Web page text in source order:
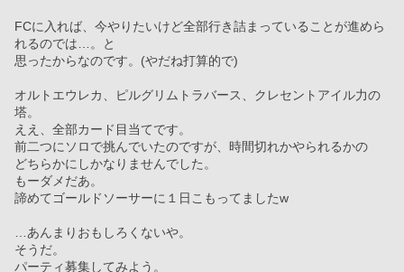
FCに入れば、今やりたいけど全部行き詰まっていることが進めら
れるのでは…。と
思ったからなのです。(やだね打算的で)
オルトエウレカ、ピルグリムトラバース、クレセントアイル力の
塔。
ええ、全部カード目当てです。
前二つにソロで挑んでいたのですが、時間切れかやられるかの
どちらかにしかなりませんでした。
もーダメだあ。
諦めてゴールドソーサーに１日こもってましたw
…あんまりおもしろくないや。
そうだ。
パーティ募集してみよう。